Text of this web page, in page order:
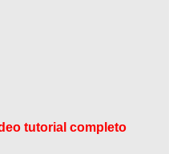
tutorial completo